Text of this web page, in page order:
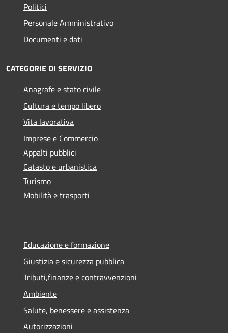
Politici
Personale Amministrativo
Documenti e dati
CATEGORIE DI SERVIZIO
Anagrafe e stato civile
Cultura e tempo libero
Vita lavorativa
Imprese e Commercio
Appalti pubblici
Catasto e urbanistica
Turismo
Mobilità e trasporti
Educazione e formazione
Giustizia e sicurezza pubblica
Tributi,finanze e contravvenzioni
Ambiente
Salute, benessere e assistenza
Autorizzazioni